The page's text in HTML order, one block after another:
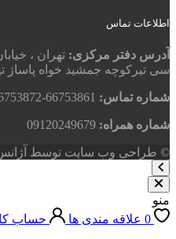
اطلاعات تماس
آدرس دفتر مرکزی: تهران ،
سی تیرکوچه جمشید خواه پاساژ
شماره تماس:
شماره همراه:
© طراحی وب سایت توسط آژانس
منو
0 علاقه مندی ها حساب